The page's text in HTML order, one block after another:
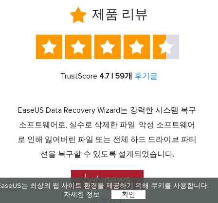
는 최상의 웹 사이트 환경을 제공하기 위해 쿠키를 사용합니다.
자세한 정보
확인
 제품 리뷰
    
TrustScore 4.7 | 59개 후기글
EaseUS Data Recovery Wizard는 강력한 시스템 복구
소프트웨어로, 실수로 삭제한 파일, 악성 소프트웨어
로 인해 잃어버린 파일 또는 전체 하드 드라이브 파티
션을 복구할 수 있도록 설계되었습니다.

더 보기